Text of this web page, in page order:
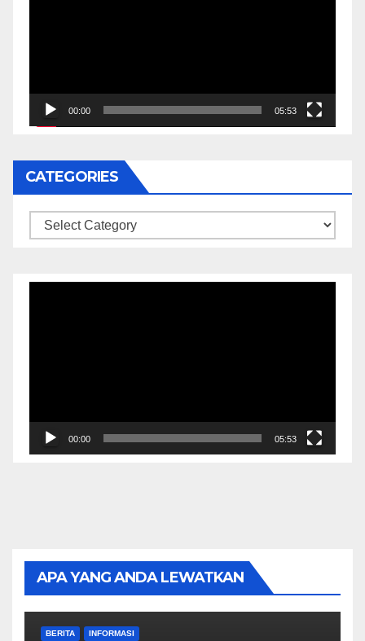
00:00 05:53
CATEGORIES
Categories
00:00 05:53
APA YANG ANDA LEWATKAN
BERITA INFORMASI